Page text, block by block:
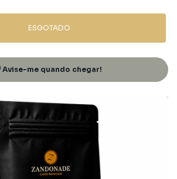
ESGOTADO
Avise-me quando chegar!